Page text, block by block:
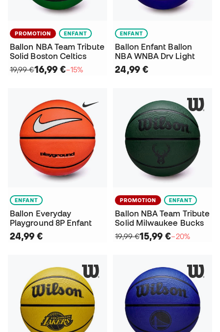
PROMOTION ENFANT
Ballon NBA Team Tribute
Solid Boston Celtics
19,99 €16,99 €−15%
ENFANT
Ballon Enfant Ballon
NBA WNBA Drv Light
24,99 €
ENFANT
Ballon Everyday
Playground 8P Enfant
24,99 €
PROMOTION ENFANT
Ballon NBA Team Tribute
Solid Milwaukee Bucks
19,99 €15,99 €−20%